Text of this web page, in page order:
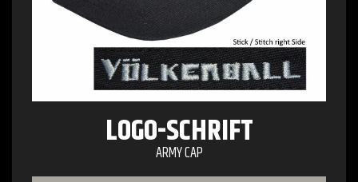
LOGO-SCHRIFT
ARMY CAP